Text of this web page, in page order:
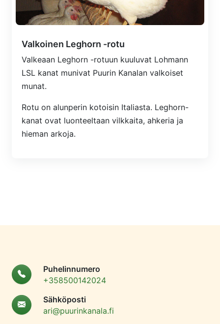
Valkoinen Leghorn -rotu
Valkeaan Leghorn -rotuun kuuluvat Lohmann
LSL kanat munivat Puurin Kanalan valkoiset
munat.
Rotu on alunperin kotoisin Italiasta. Leghorn-
kanat ovat luonteeltaan vilkkaita, ahkeria ja
hieman arkoja.
Puhelinnumero
+358500142024
Sähköposti
ari@puurinkanala.fi